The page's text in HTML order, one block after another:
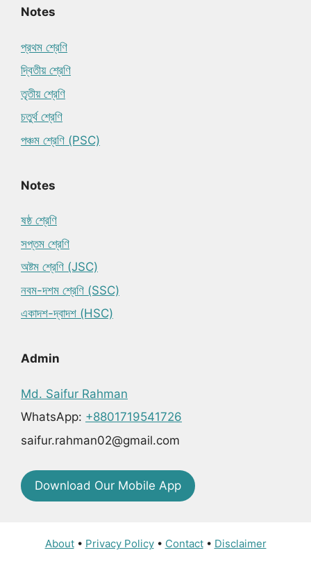
Notes
প্রথম শ্রেণি
দ্বিতীয় শ্রেণি
তৃতীয় শ্রেণি
চতুর্থ শ্রেণি
পঞ্চম শ্রেণি (PSC)
Notes
ষষ্ঠ শ্রেণি
সপ্তম শ্রেণি
অষ্টম শ্রেণি (JSC)
নবম-দশম শ্রেণি (SSC)
একাদশ-দ্বাদশ (HSC)
Admin
Md. Saifur Rahman
WhatsApp: +8801719541726
saifur.rahman02@gmail.com
Download Our Mobile App
About• Privacy Policy• Contact• Disclaimer